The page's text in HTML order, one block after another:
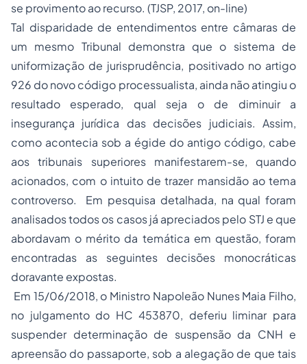
se provimento ao recurso. (TJSP, 2017, on-line)
Tal disparidade de entendimentos entre câmaras de
um mesmo Tribunal demonstra que o sistema de
uniformização de jurisprudência, positivado no artigo
926 do novo código processualista, ainda não atingiu o
resultado esperado, qual seja o de diminuir a
insegurança jurídica das decisões judiciais. Assim,
como acontecia sob a égide do antigo código, cabe
aos tribunais superiores manifestarem-se, quando
acionados, com o intuito de trazer mansidão ao tema
controverso. Em pesquisa detalhada, na qual foram
analisados todos os casos já apreciados pelo STJ e que
abordavam o mérito da temática em questão, foram
encontradas as seguintes decisões monocráticas
doravante expostas.
Em 15/06/2018, o Ministro Napoleão Nunes Maia Filho,
no julgamento do HC 453870, deferiu liminar para
suspender determinação de suspensão da CNH e
apreensão do passaporte, sob a alegação de que tais